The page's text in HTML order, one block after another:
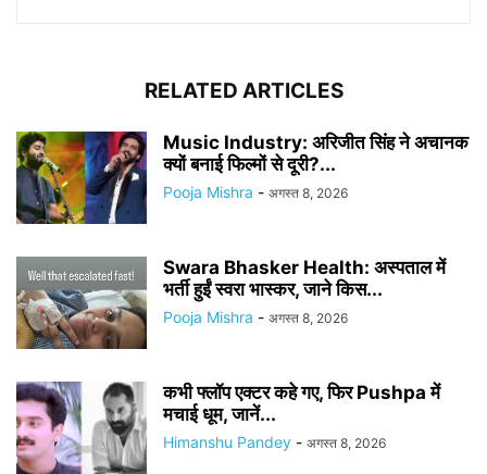
RELATED ARTICLES
Music Industry: अरिजीत सिंह ने अचानक
क्यों बनाई फिल्मों से दूरी?...
Pooja Mishra - अगस्त 8, 2026
Swara Bhasker Health: अस्पताल में
भर्ती हुईं स्वरा भास्कर, जाने किस...
Pooja Mishra - अगस्त 8, 2026
कभी फ्लॉप एक्टर कहे गए, फिर Pushpa में
मचाई धूम, जानें...
Himanshu Pandey - अगस्त 8, 2026